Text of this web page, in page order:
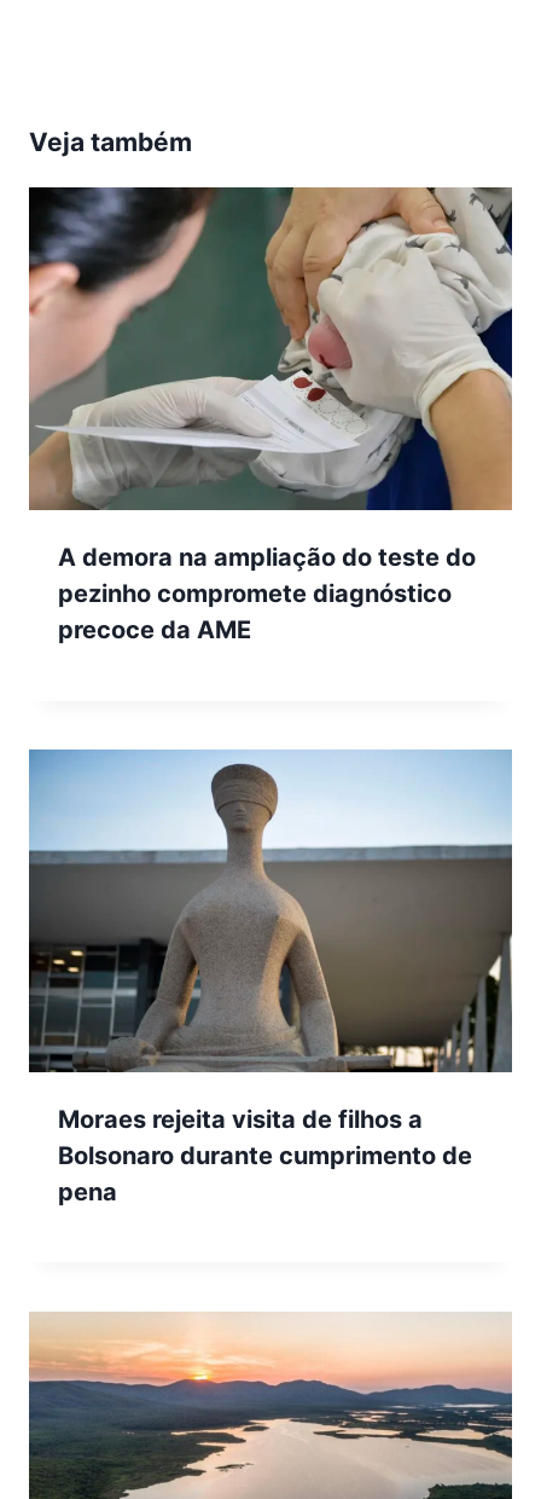
Veja também
A demora na ampliação do teste do
pezinho compromete diagnóstico
precoce da AME
Moraes rejeita visita de filhos a
Bolsonaro durante cumprimento de
pena